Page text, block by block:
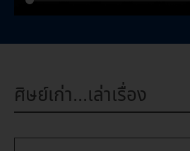
ศิษย์เก่า...เล่าเรื่อง